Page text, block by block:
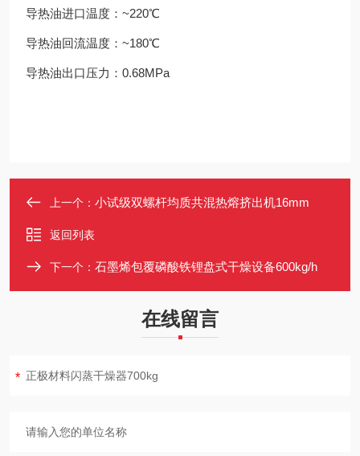
导热油进口温度：~220℃
导热油回流温度：~180℃
导热油出口压力：0.68MPa
上一个： 小试级双螺杆均质共混热熔挤出机16mm
返回列表
下一个： 石墨烯包覆磷酸铁锂盘式干燥设备600kg/h
在线留言